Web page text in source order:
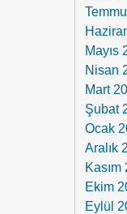
Mayıs
Nisan
Mart
Şubat
Ocak
Aralık
Kasım
Ekim
Eylül